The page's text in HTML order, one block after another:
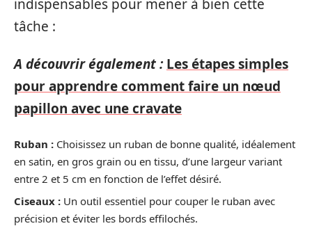
indispensables pour mener à bien cette
tâche :
A découvrir également : Les étapes simples
pour apprendre comment faire un nœud
papillon avec une cravate
Ruban : Choisissez un ruban de bonne qualité, idéalement
en satin, en gros grain ou en tissu, d’une largeur variant
entre 2 et 5 cm en fonction de l’effet désiré.
Ciseaux : Un outil essentiel pour couper le ruban avec
précision et éviter les bords effilochés.